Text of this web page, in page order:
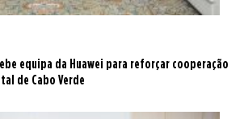
equipa da Huawei para reforçar cooperação
de Cabo Verde